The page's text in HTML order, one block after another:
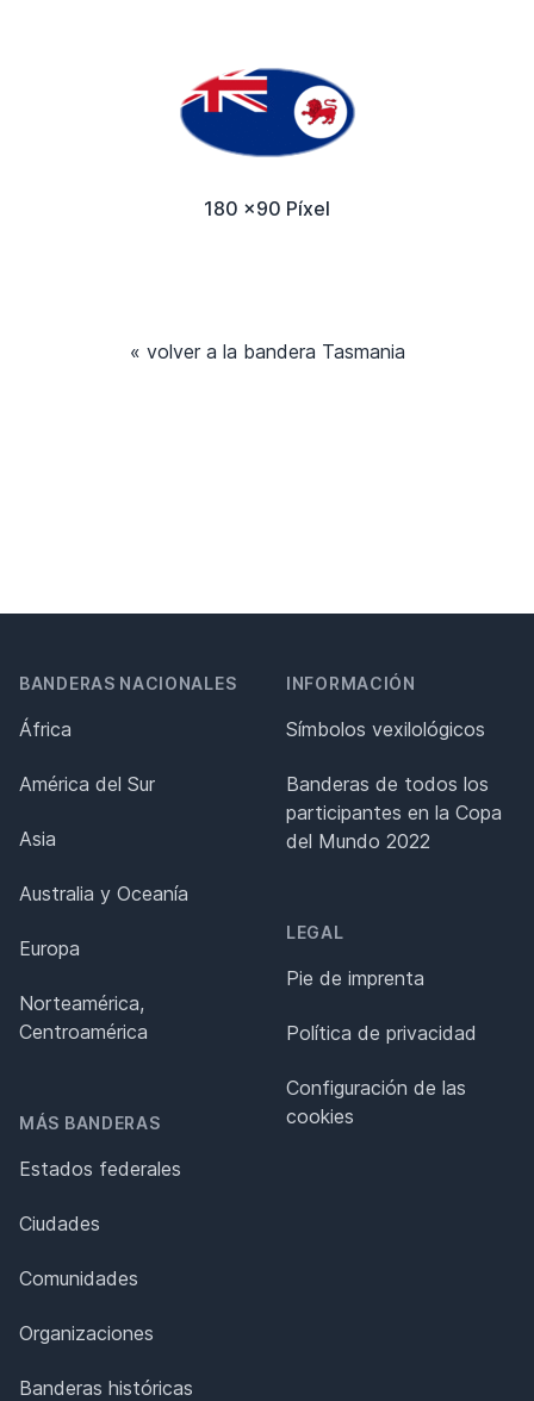
180 x90 Píxel
« volver a la bandera Tasmania
BANDERAS NACIONALES
África
América del Sur
Asia
Australia y Oceanía
Europa
Norteamérica,
Centroamérica
MÁS BANDERAS
Estados federales
Ciudades
Comunidades
Organizaciones
Banderas históricas
INFORMACIÓN
Símbolos vexilológicos
Banderas de todos los
participantes en la Copa
del Mundo 2022
LEGAL
Pie de imprenta
Política de privacidad
Configuración de las
cookies